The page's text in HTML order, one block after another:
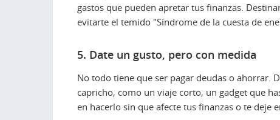
gastos que pueden apretar tus finanzas.
evitarte el temido "Síndrome de la cuesta de
5. Date un gusto, pero con medida
No todo tiene que ser pagar deudas o ahorrar.
capricho, como un viaje corto, un gadget que
en hacerlo sin que afecte tus finanzas o te deje